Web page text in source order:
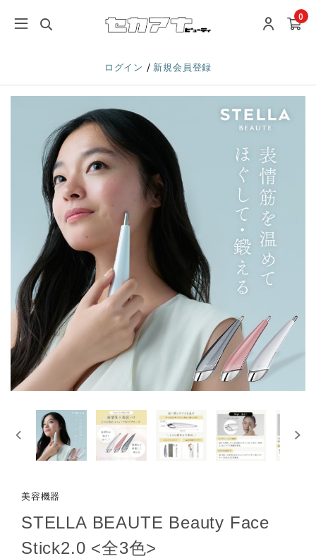
0
ログイン / 新規会員登録
美容機器
STELLA BEAUTE Beauty Face
Stick2.0 <全3色>